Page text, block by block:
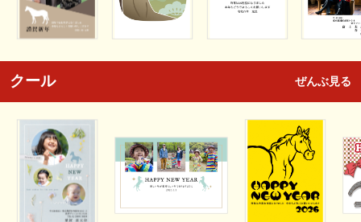
クール ぜんぶ見る